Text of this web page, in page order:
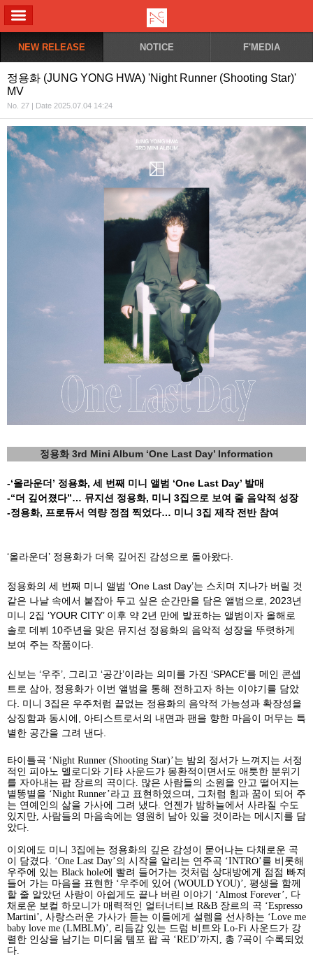
NEW RELEASE NOTICE F'MEDIA
정용화 (JUNG YONG HWA) 'Night Runner (Shooting Star)'
MV
No. 27 | Date 2025.07.04 14:24
정용화3rd Mini Album ‘One Last Day’ Information
-‘올라운더’ 정용화, 세 번째 미니 앨범 ‘One Last Day’ 발매
-“더 깊어졌다”… 뮤지션 정용화, 미니 3집으로 보여 줄 음악적 성장
-정용화, 프로듀서 역량 정점 찍었다… 미니 3집 제작 전반 참여
‘올라운더’ 정용화가 더욱 깊어진 감성으로 돌아왔다
정용화의 세 번째 미니 앨범 ‘One Last Day’는 스치며 지나가 버릴 것
같은 나날 속에서 붙잡아 두고 싶은 순간만을 담은 앨범으로
, 2023년
미니 2집 ‘YOUR CITY’ 이후 약 2년 만에 발표하는 앨범이자 올해로
솔로 데뷔 10주년을 맞은 뮤지션 정용화의 음악적 성장을 뚜렷하게
보여 주는 작품이다
신보는 ‘우주’, 그리고 ‘공간’이라는 의미를 가진 ‘SPACE’를 메인 콘셉
트로 삼아 정용화가 이번 앨범을 통해 전하고자 하는 이야기를 담았
다 미니 3집은 우주처럼 끝없는 정용화의 음악적 가능성과 확장성을
상징함과 동시에
아티스트로서의 내면과 팬을 향한 마음이 머무는 특
별한 공간을 그려 낸다
타이틀곡 ‘Night Runner (Shooting Star)’는 밤의 정서가 느껴지는 서정
적인 피아노 멜로디와 기타 사운드가 몽환적이면서도 애틋한 분위기
를 자아내는 팝 장르의 곡이다. 많은 사람들의 소원을 안고 떨어지는
별똥별을 ‘Night Runner’라고 표현하였으며 , 그처럼 힘과 꿈이 되어 주
는 연예인의 삶을 가사에 그려 냈다. 언젠가 밤하늘에서 사라질 수도
있지만, 사람들의 마음속에는 영원히 남아 있을 것이라는 메시지를 담
았다.
이외에도 미니 3집에는 정용화의 깊은 감성이 묻어나는 다채로운 곡
이 담겼다. ‘One Last Day’의 시작을 알리는 연주곡 ‘INTRO’를 비롯해
우주에 있는 Black hole에 빨려 들어가는 것처럼 상대방에게 점점 빠져
들어 가는 마음을 표현한 ‘우주에 있어 (WOULD YOU)’, 평생을 함께
할 줄 알았던 사랑이 아쉽게도 끝나 버린 이야기 ‘Almost Forever’, 다
채로운 보컬 하모니가 매력적인 얼터너티브 R&B 장르의 곡 ‘Espresso
Martini’, 사랑스러운 가사가 듣는 이들에게 설렘을 선사하는 ‘Love me
baby love me (LMBLM)’, 리듬감 있는 드럼 비트와 Lo-Fi 사운드가 강
렬한 인상을 남기는 미디움 템포 팝 곡 ‘RED’까지 , 총 7곡이 수록되었
다.